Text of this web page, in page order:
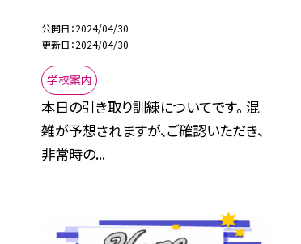
公開日 2024/04/30
更新日 2024/04/30
学校案内
本日の引き取り訓練についてです。 混
雑が予想されますが、ご確認いただき、
非常時の...